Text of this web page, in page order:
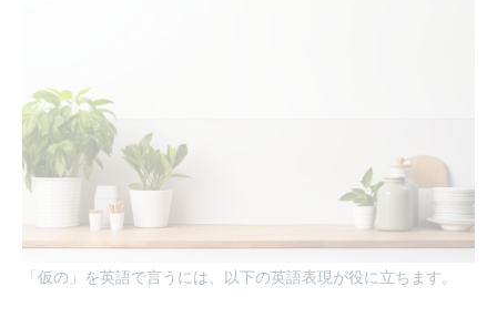
「仮の」を英語で言うには、以下の英語表現が役に立ちます。